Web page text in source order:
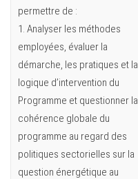
permettre de :
1. Analyser les méthodes
employées, évaluer la
démarche, les pratiques et la
logique d’intervention du
Programme et questionner la
cohérence globale du
programme au regard des
politiques sectorielles sur la
question énergétique au